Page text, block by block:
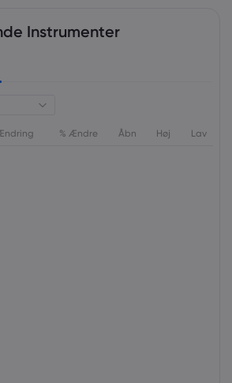
Instrumenter
% Ændre Åbn Høj Lav